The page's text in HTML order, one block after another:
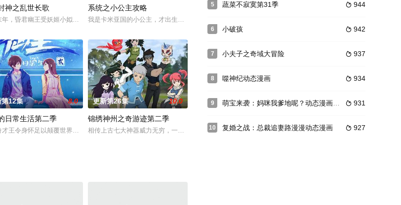
集讲述的是：在我们世界的边缘外交错着另
世体质，却被认为是修炼废柴，受尽屈辱！机缘之下，身体异变，让他逆转人生！
神之乱世长歌
年，昏君幽王受妖姬小姒蛊惑，建立封神台意欲封神，一时间妖孽横行，民不聊生。猎户之子的韩箕一家本过着与世无争
系统之小公主攻略
我是卡米亚国的小公主，才出生居然有奸妃想害我，难道这趟异世界之旅要就此夭折了吗？幸好我有系统，等
第12集 8.0
日常生活第二季
才王令身怀足以颠覆世界的能力，却只想过普通人的平静生活。阴差阳错进入六十门修真学园精英班的他结识了一众同学
更新第26集 10.0
锦绣神州之奇游迹第二季
相传上古七大神器威力无穷，一股邪恶势力欲将其占为己有，实现不可告人的阴谋，在神裔村长大的磐正，拜
5  944
蔬菜不寂寞第31季
6  942
小破孩
7  937
小夫子之奇域大冒险
8  934
噬神纪动态漫画
9  931
萌宝来袭：妈咪我爹地呢？动态漫画第2季
10  927
复婚之战：总裁追妻路漫漫动态漫画